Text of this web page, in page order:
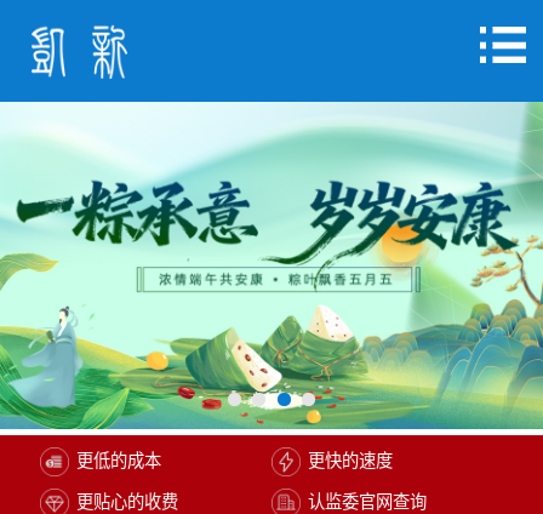
更低的成本 更快的速度
更贴心的收费 认监委官网查询